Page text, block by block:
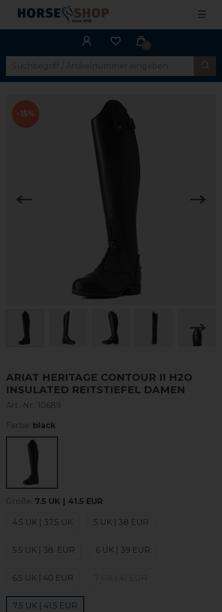
☰
0
-15%
ARIAT HERITAGE CONTOUR II H2O
INSULATED REITSTIEFEL DAMEN
Art.-Nr.: 10689
Farbe: black
Größe: 7.5 UK | 41.5 EUR
4.5 UK | 37.5 UK 5 UK | 38 EUR
5.5 UK | 38. EUR 6 UK | 39 EUR
6.5 UK | 40 EUR
7.5 UK | 41.5 EUR